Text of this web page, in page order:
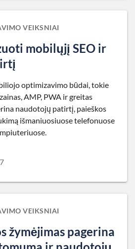
VEIKSNIAI
mobilųjį SEO ir
optimizavimo būdai, tokie
AMP, PWA ir greitas
naudotojų patirtį, paieškos
išmaniuosiuose telefonuose
VEIKSNIAI
žymėjimas pagerina